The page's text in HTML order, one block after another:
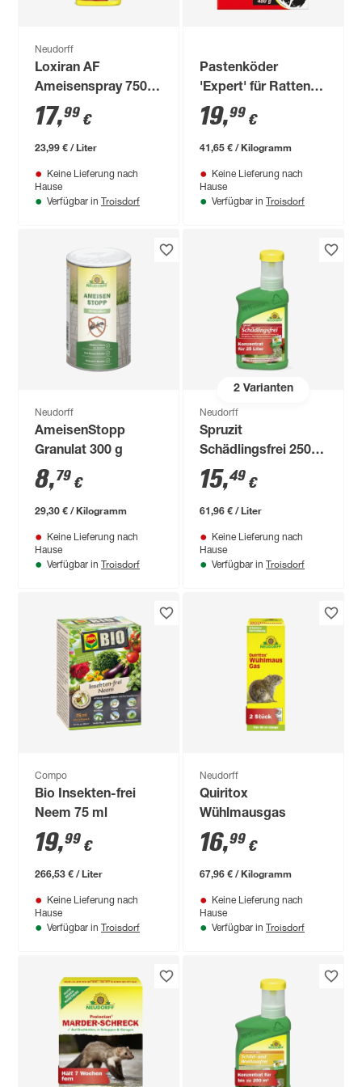
Neudorff
Loxiran AF
Ameisenspray 750
ml
17,99 €
23,99 € / Liter
Keine Lieferung nach
Hause
Verfügbar in Troisdorf
Pastenköder
'Expert' für Ratten
und Mäuse 480 g
19,99 €
41,65 € / Kilogramm
Keine Lieferung nach
Hause
Verfügbar in Troisdorf
Neudorff
AmeisenStopp
Granulat 300 g
8,79 €
29,30 € / Kilogramm
Keine Lieferung nach
Hause
Verfügbar in Troisdorf
2Varianten
Neudorff
Spruzit
Schädlingsfrei 250
ml
15,49 €
61,96 € / Liter
Keine Lieferung nach
Hause
Verfügbar in Troisdorf
Compo
Bio Insekten-frei
Neem 75 ml
19,99 €
266,53 € / Liter
Keine Lieferung nach
Hause
Verfügbar in Troisdorf
Neudorff
Quiritox
Wühlmausgas
16,99 €
67,96 € / Kilogramm
Keine Lieferung nach
Hause
Verfügbar in Troisdorf